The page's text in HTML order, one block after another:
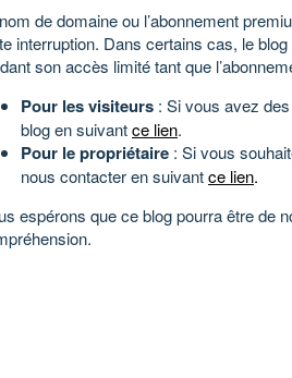
de domaine ou l’abonnement
interruption. Dans certains cas, le
son accès limité tant que
Pour les visiteurs : Si vous avez
blog en suivantce lien.
Pour le propriétaire : Si vous
nous contacter en suivantce lien.
espérons que ce blog pourra être de